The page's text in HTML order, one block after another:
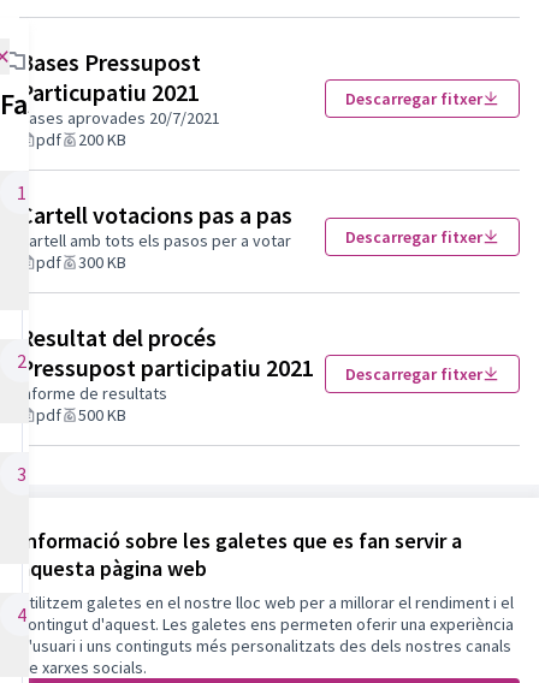
Informació sobre les galetes que es fan servir a
aquesta pàgina web
Utilitzem galetes en el nostre lloc web per a millorar el rendiment i el
contingut d'aquest. Les galetes ens permeten oferir una experiència
d'usuari i uns continguts més personalitzats des dels nostres canals
de xarxes socials.
Bases Pressupost
Particupatiu 2021
Bases aprovades 20/7/2021
pdf
200 KB
Descarregar fitxer
Cartell votacions pas a pas
Cartell amb tots els pasos per a votar
pdf
300 KB
Descarregar fitxer
Resultat del procés
Pressupost participatiu 2021
Informe de resultats
pdf
500 KB
Descarregar fitxer
Termes i condicions d'ús
Configuració de les galetes
Participa Olesa de Montserrat a X
Participa Olesa de Montserrat a Facebook
Participa Olesa de Montserrat a Instagram
Participa Olesa de Montserrat a YouTube
Fases del procés
1
Comisió de
Pressupostos
Participatius
16/06/2021 - 28/06/2021
2
Aprovació de les
bases
13/07/2021 - 20/07/2021
3
projecte
26/07/2021 - 31/07/2021
4
Recollida de
propostes
26/07/2021 - 26/09/2021